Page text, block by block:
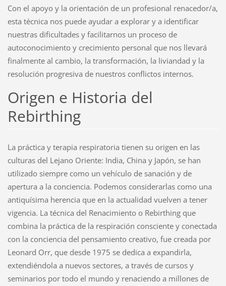
Con el apoyo y la orientación de un profesional renacedor/a,
esta técnica nos puede ayudar a explorar y a identificar
nuestras dificultades y facilitarnos un proceso de
autoconocimiento y crecimiento personal que nos llevará
finalmente al cambio, la transformación, la liviandad y la
resolución progresiva de nuestros conflictos internos.
Origen e Historia del
Rebirthing
La práctica y terapia respiratoria tienen su origen en las
culturas del Lejano Oriente: India, China y Japón, se han
utilizado siempre como un vehículo de sanación y de
apertura a la conciencia. Podemos considerarlas como una
antiquísima herencia que en la actualidad vuelven a tener
vigencia. La técnica del Renacimiento o Rebirthing que
combina la práctica de la respiración consciente y conectada
con la conciencia del pensamiento creativo, fue creada por
Leonard Orr, que desde 1975 se dedica a expandirla,
extendiéndola a nuevos sectores, a través de cursos y
seminarios por todo el mundo y renaciendo a millones de